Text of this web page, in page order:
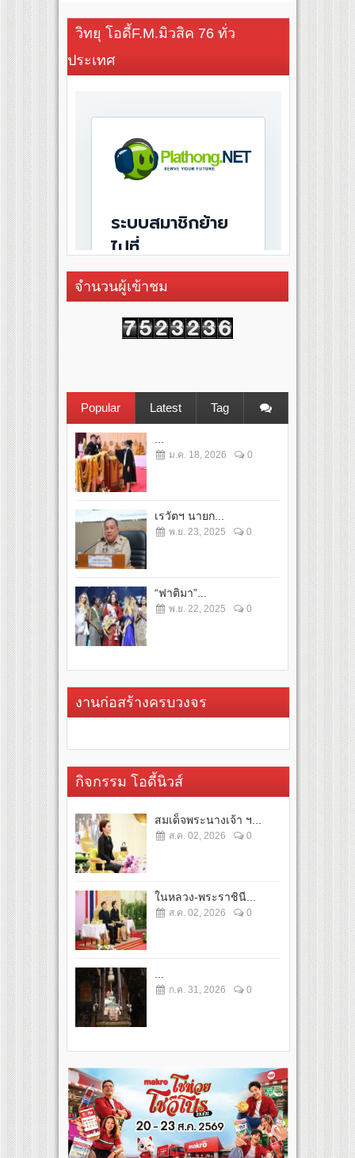
วิทยุ โอดี้F.M.มิวสิค 76 ทั่ว
ประเทศ
จำนวนผู้เข้าชม
Popular Latest Tag
ม.ค. 18, 2026 0
เรวัตฯ นายก...
พ.ย. 23, 2025 0
“ฟาติมา”...
พ.ย. 22, 2025 0
งานก่อสร้างครบวงจร
กิจกรรม โอดี้นิวส์
สมเด็จพระนางเจ้า ฯ...
ส.ค. 02, 2026 0
ในหลวง-พระราชินี...
ส.ค. 02, 2026 0
ก.ค. 31, 2026 0